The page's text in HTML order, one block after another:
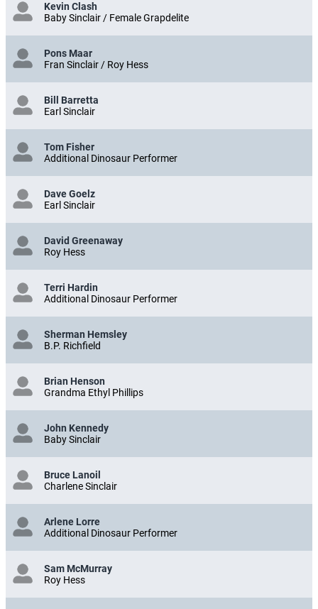
Kevin Clash
Baby Sinclair / Female Grapdelite
Pons Maar
Fran Sinclair / Roy Hess
Bill Barretta
Earl Sinclair
Tom Fisher
Additional Dinosaur Performer
Dave Goelz
Earl Sinclair
David Greenaway
Roy Hess
Terri Hardin
Additional Dinosaur Performer
Sherman Hemsley
B.P. Richfield
Brian Henson
Grandma Ethyl Phillips
John Kennedy
Baby Sinclair
Bruce Lanoil
Charlene Sinclair
Arlene Lorre
Additional Dinosaur Performer
Sam McMurray
Roy Hess